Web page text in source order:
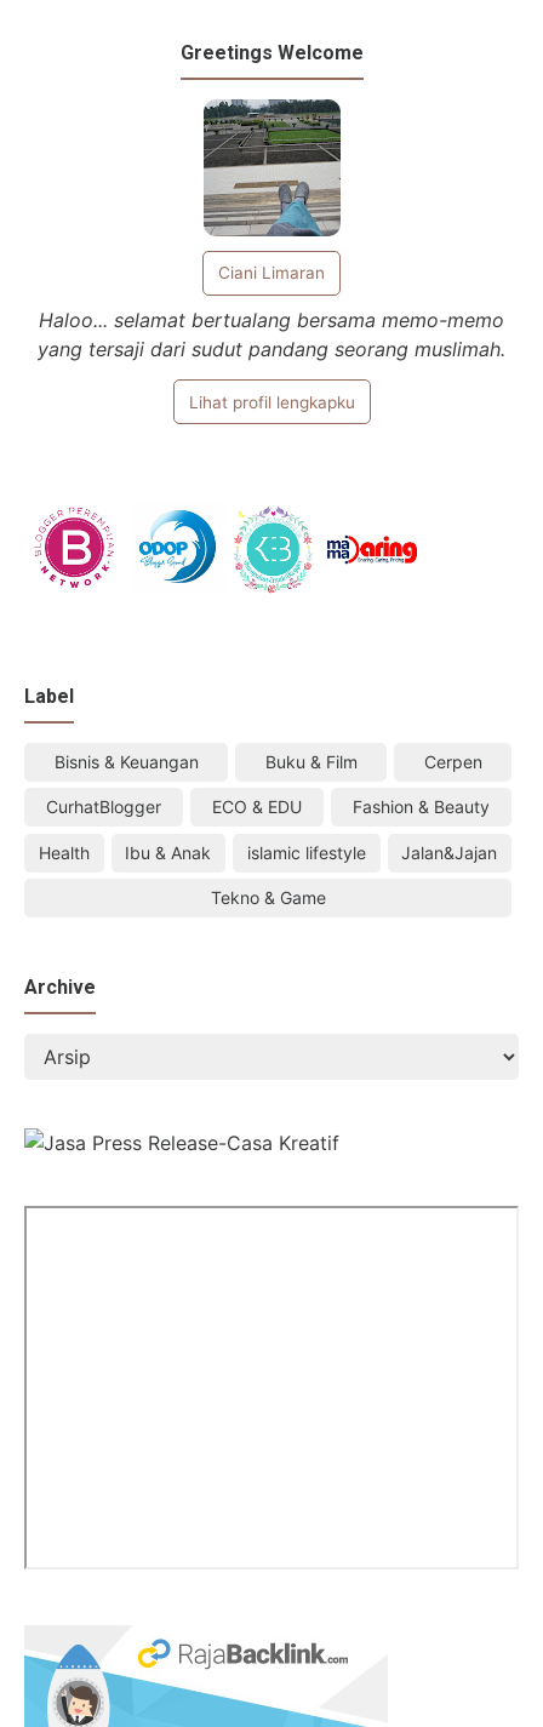
Greetings Welcome
Ciani Limaran
Haloo... selamat bertualang bersama memo-memo
yang tersaji dari sudut pandang seorang muslimah.
Lihat profil lengkapku
Label
Bisnis & Keuangan Buku & Film Cerpen
CurhatBlogger ECO & EDU Fashion & Beauty
Health Ibu & Anak islamic lifestyle Jalan&Jajan
Tekno & Game
Archive